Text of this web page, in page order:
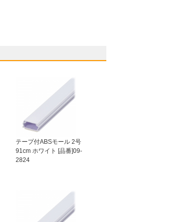
テープ付ABSモール 2号
91cm ホワイト [品番]09-
2824